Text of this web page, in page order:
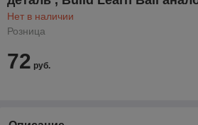
Нет в наличии
Розница
72 руб.